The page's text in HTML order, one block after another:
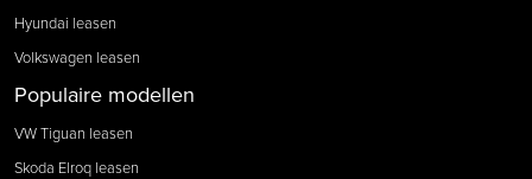
Hyundai leasen
Volkswagen leasen
Populaire modellen
VW Tiguan leasen
Skoda Elroq leasen